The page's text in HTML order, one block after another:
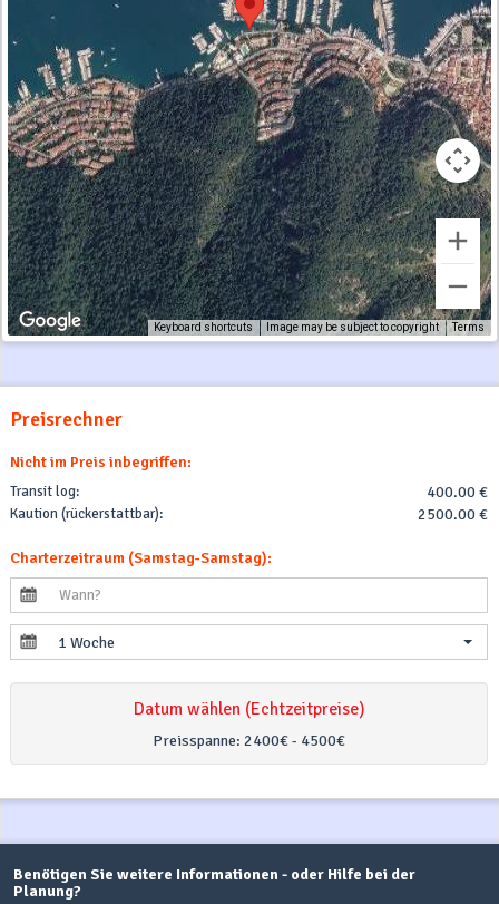
Keyboard shortcuts Image may be subject to copyright Terms
Preisrechner
Nicht im Preis inbegriffen:
Transit log: 400.00 €
Kaution (rückerstattbar): 2500.00 €
Charterzeitraum (Samstag-Samstag):
1 Woche
Datum wählen (Echtzeitpreise)
Preisspanne: 2400€ - 4500€
Benötigen Sie weitere Informationen - oder Hilfe bei der
Planung?